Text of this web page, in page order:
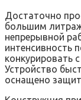
Достаточно
большим
непрерывной
интенсивность
конкурировать
Устройство
оснащено